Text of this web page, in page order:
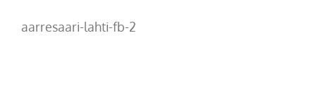
aarresaari-lahti-fb-2